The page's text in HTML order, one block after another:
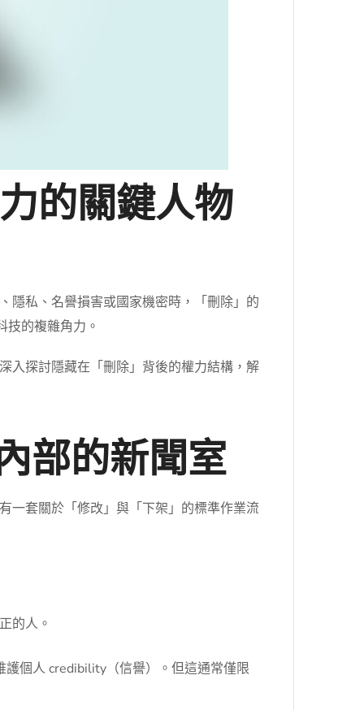
的關鍵人物
隱私、名譽損害或國家機密時，「刪除」的
的複雜角力。
入探討隱藏在「刪除」背後的權力結構，解
部的新聞室
一套關於「修改」與「下架」的標準作業流
的人。
個人 credibility（信譽）。但這通常僅限